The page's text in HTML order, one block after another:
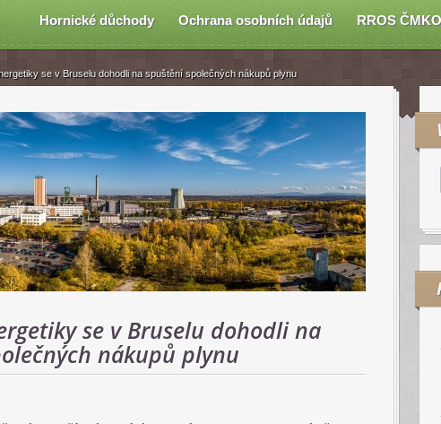
Hornické důchody Ochrana osobních údajů RROS
se v Bruselu dohodli na
nákupů plynu
se v Bruselu dohodli na spuštění společných nákupů plynu